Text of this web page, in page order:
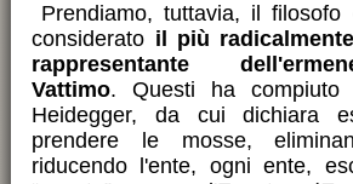
Prendiamo, tuttavia, il
considerato il più
rappresentante
Vattimo. Questi ha compiuto
Heidegger, da cui dichiara
prendere le mosse,
riducendo l'ente, ogni ente,